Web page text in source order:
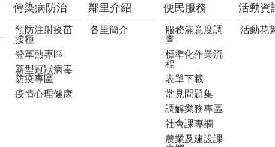
傳染病防治
預防注射疫苗
接種
登革熱專區
新型冠狀病毒
防疫專區
疫情心理健康
鄰里介紹
各里簡介
便民服務
服務滿意度調
查
標準化作業流
程
表單下載
常見問題集
調解業務專區
社會課專欄
農業及建設課
活動資
活動花